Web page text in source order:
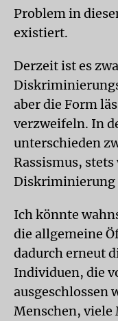
Problem in
existiert.
Derzeit ist es
aber die Form
verzweifeln. In
unterschieden
Rassismus,
Diskriminierung
Ich könnte
die allgemeine
dadurch erneut
Individuen, die
ausgeschlossen
Menschen, viele